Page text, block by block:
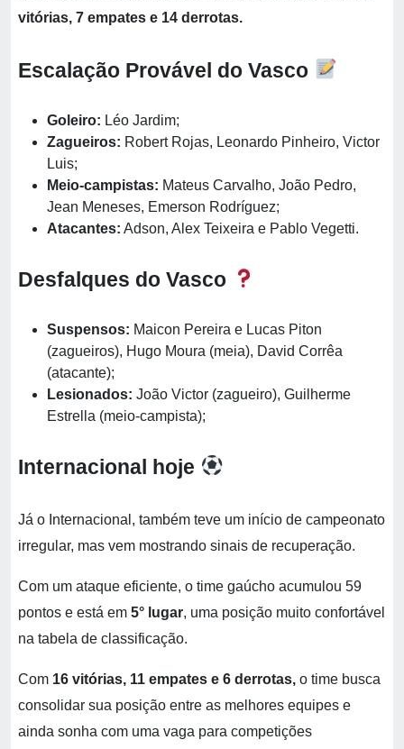
vitórias, 7 empates e 14 derrotas.
Escalação Provável do Vasco
Goleiro: Léo Jardim;
Zagueiros: Robert Rojas, Leonardo Pinheiro, Victor
Luis;
Meio-campistas: Mateus Carvalho, João Pedro,
Jean Meneses, Emerson Rodríguez;
Atacantes: Adson, Alex Teixeira e Pablo Vegetti.
Desfalques do Vasco
Suspensos: Maicon Pereira e Lucas Piton
(zagueiros), Hugo Moura (meia), David Corrêa
(atacante);
Lesionados: João Victor (zagueiro), Guilherme
Estrella (meio-campista);
Internacional hoje
Já o Internacional, também teve um início de campeonato
irregular, mas vem mostrando sinais de recuperação.
Com um ataque eficiente, o time gaúcho acumulou 59
pontos e está em 5° lugar, uma posição muito confortável
na tabela de classificação.
Com 16 vitórias, 11 empates e 6 derrotas, o time busca
consolidar sua posição entre as melhores equipes e
ainda sonha com uma vaga para competições